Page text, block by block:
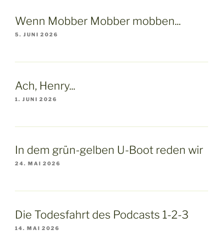
Wenn Mobber Mobber mobben...
5. JUNI 2026
Ach, Henry...
1. JUNI 2026
In dem grün-gelben U-Boot reden wir
24. MAI 2026
Die Todesfahrt des Podcasts 1-2-3
14. MAI 2026